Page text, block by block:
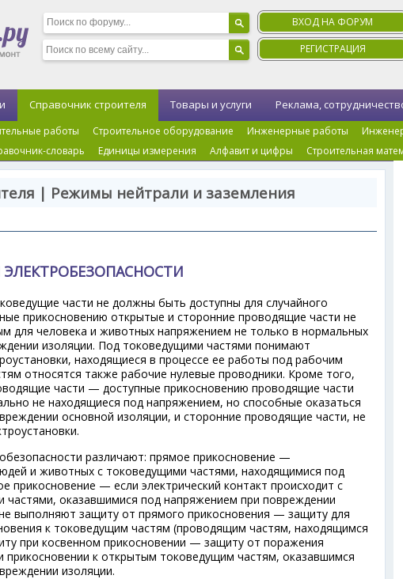
ВХОД НА ФОРУМ
РЕГИСТРАЦИЯ
Справочник строителя
работы Строительное оборудование Инженерные работы
словарь Единицы измерения Алфавит и цифры Строительная
Товары и услуги Реклама,
| Режимы нейтрали и заземления
части не должны быть доступны для случайного
прикосновению открытые и сторонние проводящие части не
для человека и животных напряжением не только в нормальных
изоляции. Под токоведущими частями понимают
находящиеся в процессе ее работы под рабочим
относятся также рабочие нулевые проводники. Кроме того,
части — доступные прикосновению проводящие части
не находящиеся под напряжением, но способные оказаться
основной изоляции, и сторонние проводящие части, не
различают: прямое прикосновение —
и животных с токоведущими частями, находящимися под
прикосновение — если электрический контакт происходит с
оказавшимися под напряжением при повреждении
выполняют защиту от прямого прикосновения — защиту для
к токоведущим частям (проводящим частям, находящимся
при косвенном прикосновении — защиту от поражения
прикосновении к открытым токоведущим частям, оказавшимся
изоляции.